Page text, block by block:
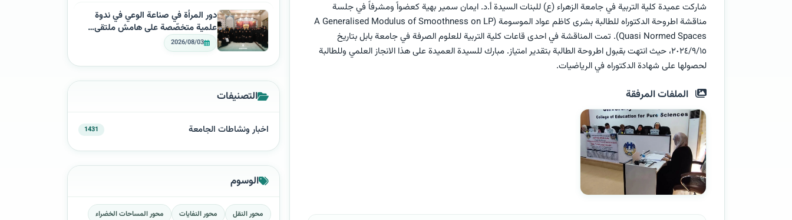
شاركت عميدة كلية التربية في جامعة الزهراء (ع) للبنات السيدة أ.د. ايمان سمير بهية كعضواً ومشرفاً في جلسة
مناقشة اطروحة الدكتوراه للطالبة بشرى كاظم عواد الموسومة (A Generalised Modulus of Smoothness on LP
Quasi Normed Spaces). تمت المناقشة في احدى قاعات كلية التربية للعلوم الصرفة في جامعة بابل بتاريخ
٢٠٢٤/٩/١٥، حيث انتهت بقبول اطروحة الطالبة بتقدير امتياز. مبارك للسيدة العميدة على هذا الانجاز العلمي وللطالبة
لحصولها على شهادة الدكتوراه في الرياضيات.
الملفات المرفقة
دور المرأة في صناعة الوعي في ندوة
علمية متخصّصة على هامش ملتقى…
2026/08/03
التصنيفات
اخبار ونشاطات الجامعة 1431
الوسوم
محور النقل محور النفايات
محور المساحات الخضراء